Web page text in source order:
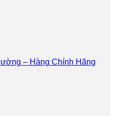
– Hàng Chính Hãng